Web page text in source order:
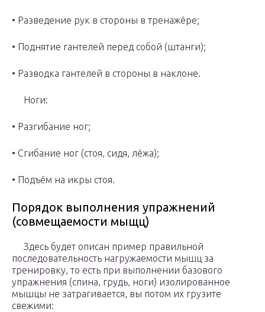
• Разведение рук в стороны в тренажёре;
• Поднятие гантелей перед собой (штанги);
• Разводка гантелей в стороны в наклоне.
Ноги:
• Разгибание ног;
• Сгибание ног (стоя, сидя, лёжа);
• Подъём на икры стоя.
Порядок выполнения упражнений
(совмещаемости мыщц)
Здесь будет описан пример правильной
последовательность нагружаемости мышц за
тренировку, то есть при выполнении базового
упражнения (спина, грудь, ноги) изолированное
мышцы не затрагивается, вы потом их грузите
свежими: